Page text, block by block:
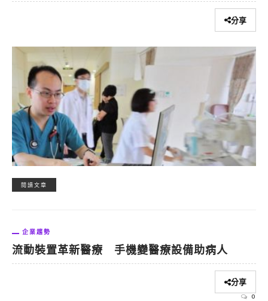
分享
閱讀文章
企業趨勢
流動裝置革新醫療 手機變醫療設備助病人
分享
0